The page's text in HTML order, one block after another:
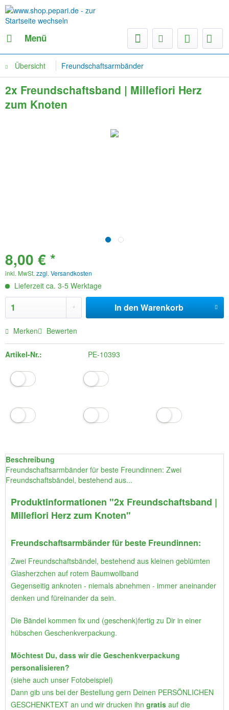
Menü
Übersicht Freundschaftsarmbänder
2x Freundschaftsband | Millefiori Herz
zum Knoten
8,00 € *
inkl. MwSt. zzgl. Versandkosten
Lieferzeit ca. 3-5 Werktage
In den Warenkorb
Merken Bewerten
Artikel-Nr.: PE-10393
Beschreibung
Freundschaftsarmbänder für beste Freundinnen: Zwei
Freundschaftsbändel, bestehend aus...
Produktinformationen "2x Freundschaftsband |
Millefiori Herz zum Knoten"
Freundschaftsarmbänder für beste Freundinnen:
Zwei Freundschaftsbändel, bestehend aus kleinen geblümten
Glasherzchen auf rotem Baumwollband
Gegenseitig anknoten - niemals abnehmen - immer aneinander
denken und füreinander da sein.
Die Bändel kommen fix und (geschenk)fertig zu Dir in einer
hübschen Geschenkverpackung.
Möchtest Du, dass wir die Geschenkverpackung
personalisieren?
(siehe auch unser Fotobeispiel)
Dann gib uns bei der Bestellung gern Deinen PERSÖNLICHEN
GESCHENKTEXT an und wir drucken ihn gratis auf die